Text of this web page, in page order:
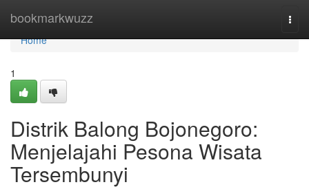
bookmarkwuzz
Home
Home
1
Distrik Balong Bojonegoro:
Menjelajahi Pesona Wisata
Tersembunyi